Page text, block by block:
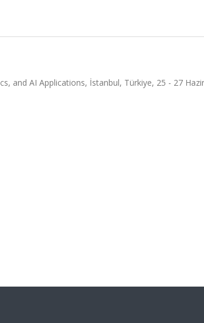
and AI Applications, İstanbul, Türkiye, 25 - 27